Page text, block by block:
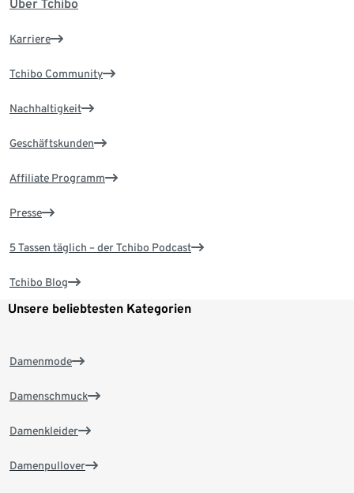
Über Tchibo
Karriere
Tchibo Community
Nachhaltigkeit
Geschäftskunden
Affiliate Programm
Presse
5 Tassen täglich – der Tchibo Podcast
Tchibo Blog
Unsere beliebtesten Kategorien
Damenmode
Damenschmuck
Damenkleider
Damenpullover